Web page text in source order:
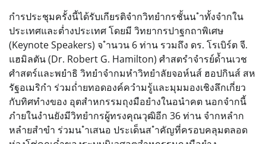
กำรประชุมครั้งนี้ได้รับเกียรติจำกวิทยำกรชั้นน ำทั้งจำกใน
ประเทศและต่ำงประเทศ โดยมี วิทยากรปาฐกถาพิเศษ
(Keynote Speakers) จ ำนวน 6 ท่าน รวมถึง ดร. โรเบิร์ต จี.
แฮมิลตัน (Dr. Robert G. Hamilton) ศำสตรำจำรย์ด้ำนเวช
ศำสตร์และพยำธิ วิทยำจำกมหำวิทยำลัยจอห์นส์ ฮอปกินส์ สห
รัฐอเมริกำ ร่วมถ่ำยทอดองค์ควำมรู้และมุมมองเชิงลึกเกี่ยว
กับทิศทำงของ อุตสำหกรรมถุงมือยำงในอนำคต นอกจำกนี้
ภำยในงำนยังมีวิทยำกรผู้ทรงคุณวุฒิอีก 36 ท่าน จำกหลำก
หลำยสำขำ ร่วมน ำเสนอ ประเด็นส ำคัญที่ครอบคลุมตลอด